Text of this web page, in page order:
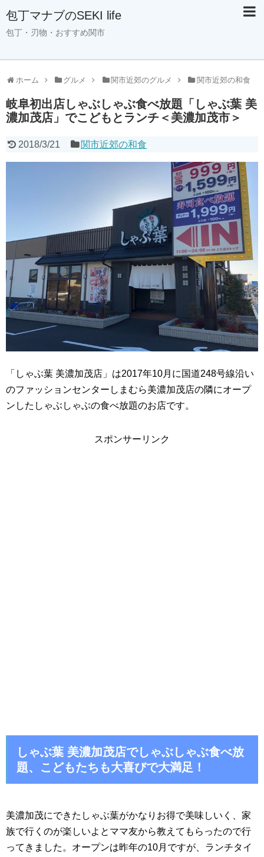
包丁マナブのSEKI life
包丁・刃物・おすすめ関市
ホーム グルメ 関市近郊のグルメ 関市近郊の和食
岐阜初出店しゃぶしゃぶ食べ放題「しゃぶ葉 美
濃加茂店」でこどもとランチ＜美濃加茂市＞
2018/3/21 関市近郊の和食
「しゃぶ葉 美濃加茂店」は2017年10月に国道248号線沿い
のファッションセンターしまむら美濃加茂店の隣にオープ
ンしたしゃぶしゃぶの食べ放題のお店です。
スポンサーリンク
しゃぶ葉 美濃加茂店でしゃぶしゃぶ食べ放
題、こどもたちも大喜びで大満足！
美濃加茂にできたしゃぶ葉がかなりお得で美味しいく、家
族で行くのが楽しいよとママ友から教えてもらったので行
ってきました。オープンは昨年の10月ですが、ランチタイ